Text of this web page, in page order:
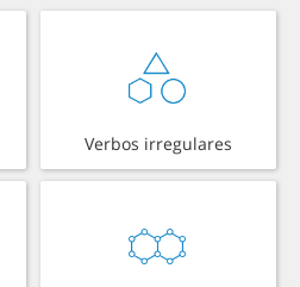
Verbos irregulares